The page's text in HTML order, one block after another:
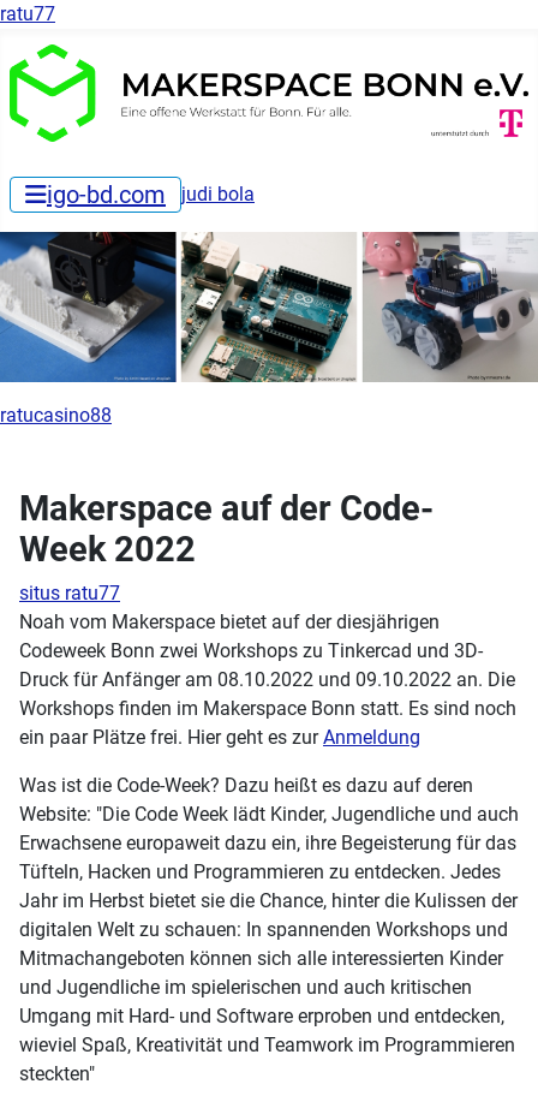
ratu77
igo-bd.com judi bola
ratucasino88
Makerspace auf der Code-
Week 2022
situs ratu77
Noah vom Makerspace bietet auf der diesjährigen
Codeweek Bonn zwei Workshops zu Tinkercad und 3D-
Druck für Anfänger am 08.10.2022 und 09.10.2022 an. Die
Workshops finden im Makerspace Bonn statt. Es sind noch
ein paar Plätze frei. Hier geht es zurAnmeldung
Was ist die Code-Week? Dazu heißt es dazu auf deren
Website: "Die Code Week lädt Kinder, Jugendliche und auch
Erwachsene europaweit dazu ein, ihre Begeisterung für das
Tüfteln, Hacken und Programmieren zu entdecken. Jedes
Jahr im Herbst bietet sie die Chance, hinter die Kulissen der
digitalen Welt zu schauen: In spannenden Workshops und
Mitmachangeboten können sich alle interessierten Kinder
und Jugendliche im spielerischen und auch kritischen
Umgang mit Hard- und Software erproben und entdecken,
wieviel Spaß, Kreativität und Teamwork im Programmieren
steckten"